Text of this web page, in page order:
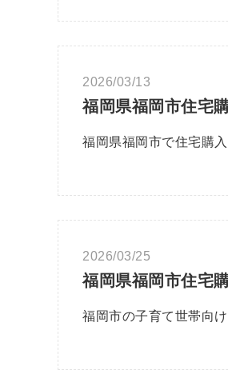
2026/03/13
福岡県福岡市住宅
福岡県福岡市で住宅購
2026/03/25
福岡県福岡市住宅
福岡市の子育て世帯向